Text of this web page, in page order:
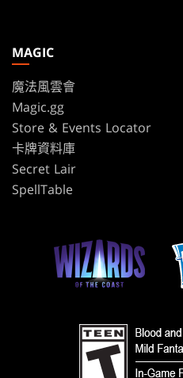
MAGIC
魔法風雲會
Magic.gg
Store & Events Locator
卡牌資料庫
Secret Lair
SpellTable